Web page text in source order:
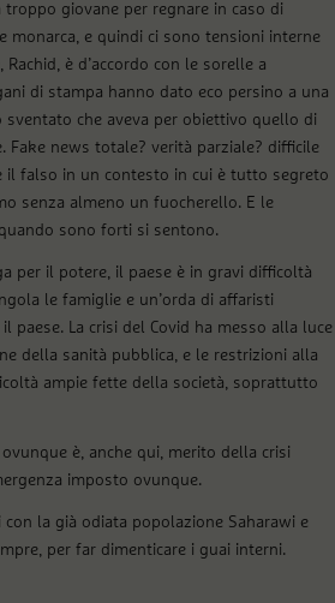
troppo giovane per regnare in caso di
monarca, e quindi ci sono tensioni interne
è d’accordo con le sorelle a
di stampa hanno dato eco persino a una
che aveva per obiettivo quello di
Fake news totale? verità parziale? difficile
il falso in un contesto in cui è tutto segreto
senza almeno un fuocherello. E le
sono forti si sentono.
per il potere, il paese è in gravi difficoltà
le famiglie e un’orda di affaristi
paese. La crisi del Covid ha messo alla luce
della sanità pubblica, e le restrizioni alla
ampie fette della società, soprattutto
è, anche qui, merito della crisi
imposto ovunque.
la già odiata popolazione Saharawi e
per far dimenticare i guai interni.